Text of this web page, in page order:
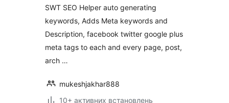
SWT SEO Helper auto generating
keywords, Adds Meta keywords and
Description, facebook twitter google plus
meta tags to each and every page, post,
arch …
mukeshjakhar888
10+ активних встановлень